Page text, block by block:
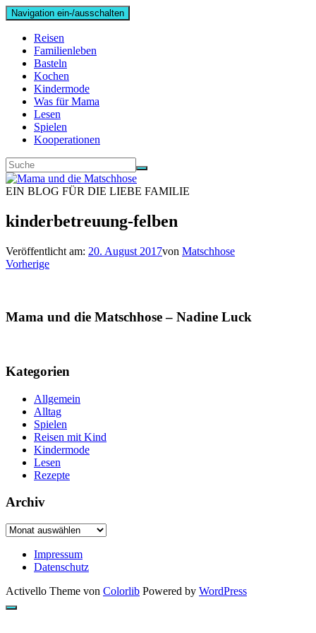
Navigation ein-/ausschalten
Reisen
Familienleben
Basteln
Kochen
Kindermode
Was für Mama
Lesen
Spielen
Kooperationen
EIN BLOG FÜR DIE LIEBE FAMILIE
kinderbetreuung-felben
Veröffentlicht am: 20. August 2017von Matschhose
Vorherige
Mama und die Matschhose – Nadine Luck
Kategorien
Allgemein
Alltag
Spielen
Reisen mit Kind
Kindermode
Lesen
Rezepte
Archiv
Archiv
Impressum
Datenschutz
Activello Theme von Colorlib Powered by WordPress